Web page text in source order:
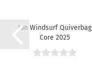
Ion Windsurf Quiverbag
Core 2025